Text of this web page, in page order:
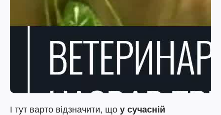
І тут варто відзначити, що у сучасній